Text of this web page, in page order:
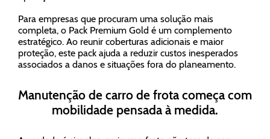
Para empresas que procuram uma solução mais
completa, o Pack Premium Gold é um complemento
estratégico. Ao reunir coberturas adicionais e maior
proteção, este pack ajuda a reduzir custos inesperados
associados a danos e situações fora do planeamento.
Manutenção de carro de frota começa com
mobilidade pensada à medida.